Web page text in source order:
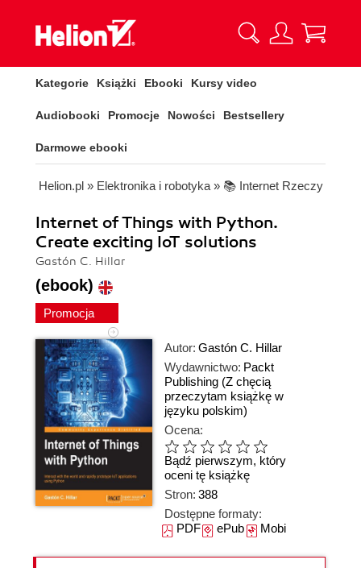
Kategorie Książki Ebooki Kursy video
Audiobooki Promocje Nowości Bestsellery
Darmowe ebooki
Helion.pl » Elektronika i robotyka » 📚 Internet Rzeczy
Internet of Things with Python.
Create exciting IoT solutions
Gastón C. Hillar
(ebook)
Promocja
Autor: Gastón C. Hillar
Wydawnictwo: Packt
Publishing (Z chęcią
przeczytam książkę w
języku polskim)
Ocena:
Bądź pierwszym, który
oceni tę książkę
Stron: 388
Dostępne formaty:
PDFePubMobi